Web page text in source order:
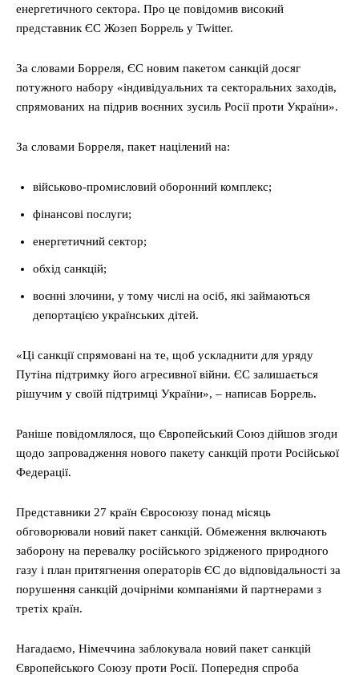
енергетичного сектора. Про це повідомив високий
представник ЄС Жозеп Боррель у Twitter.
За словами Борреля, ЄС новим пакетом санкцій досяг
потужного набору «індивідуальних та секторальних заходів,
спрямованих на підрив воєнних зусиль Росії проти України».
За словами Борреля, пакет націлений на:
військово-промисловий оборонний комплекс;
фінансові послуги;
енергетичний сектор;
обхід санкцій;
воєнні злочини, у тому числі на осіб, які займаються
депортацією українських дітей.
«Ці санкції спрямовані на те, щоб ускладнити для уряду
Путіна підтримку його агресивної війни. ЄС залишається
рішучим у своїй підтримці України», – написав Боррель.
Раніше повідомлялося, що Європейський Союз дійшов згоди
щодо запровадження нового пакету санкцій проти Російської
Федерації.
Представники 27 країн Євросоюзу понад місяць
обговорювали новий пакет санкцій. Обмеження включають
заборону на перевалку російського зрідженого природного
газу і план притягнення операторів ЄС до відповідальності за
порушення санкцій дочірніми компаніями й партнерами з
третіх країн.
Нагадаємо, Німеччина заблокувала новий пакет санкцій
Європейського Союзу проти Росії. Попередня спроба